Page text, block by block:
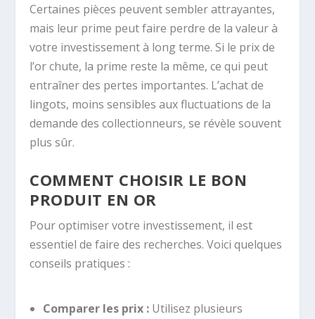
Certaines pièces peuvent sembler attrayantes,
mais leur prime peut faire perdre de la valeur à
votre investissement à long terme. Si le prix de
l’or chute, la prime reste la même, ce qui peut
entraîner des pertes importantes. L’achat de
lingots, moins sensibles aux fluctuations de la
demande des collectionneurs, se révèle souvent
plus sûr.
COMMENT CHOISIR LE BON
PRODUIT EN OR
Pour optimiser votre investissement, il est
essentiel de faire des recherches. Voici quelques
conseils pratiques :
Comparer les prix :Utilisez plusieurs